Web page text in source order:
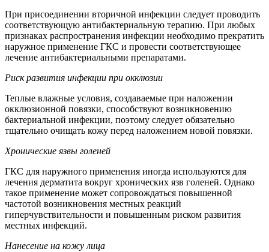
При присоединении вторичной инфекции следует проводить
соответствующую антибактериальную терапию. При любых
признаках распространения инфекции необходимо прекратить
наружное применение ГКС и провести соответствующее
лечение антибактериальными препаратами.
Риск развития инфекции при окклюзии
Теплые влажные условия, создаваемые при наложении
окклюзионной повязки, способствуют возникновению
бактериальной инфекции, поэтому следует обязательно
тщательно очищать кожу перед наложением новой повязки.
Хронические язвы голеней
ГКС для наружного применения иногда используются для
лечения дерматита вокруг хронических язв голеней. Однако
такое применение может сопровождаться повышенной
частотой возникновения местных реакций
гиперчувствительности и повышенным риском развития
местных инфекций.
Нанесение на кожу лица